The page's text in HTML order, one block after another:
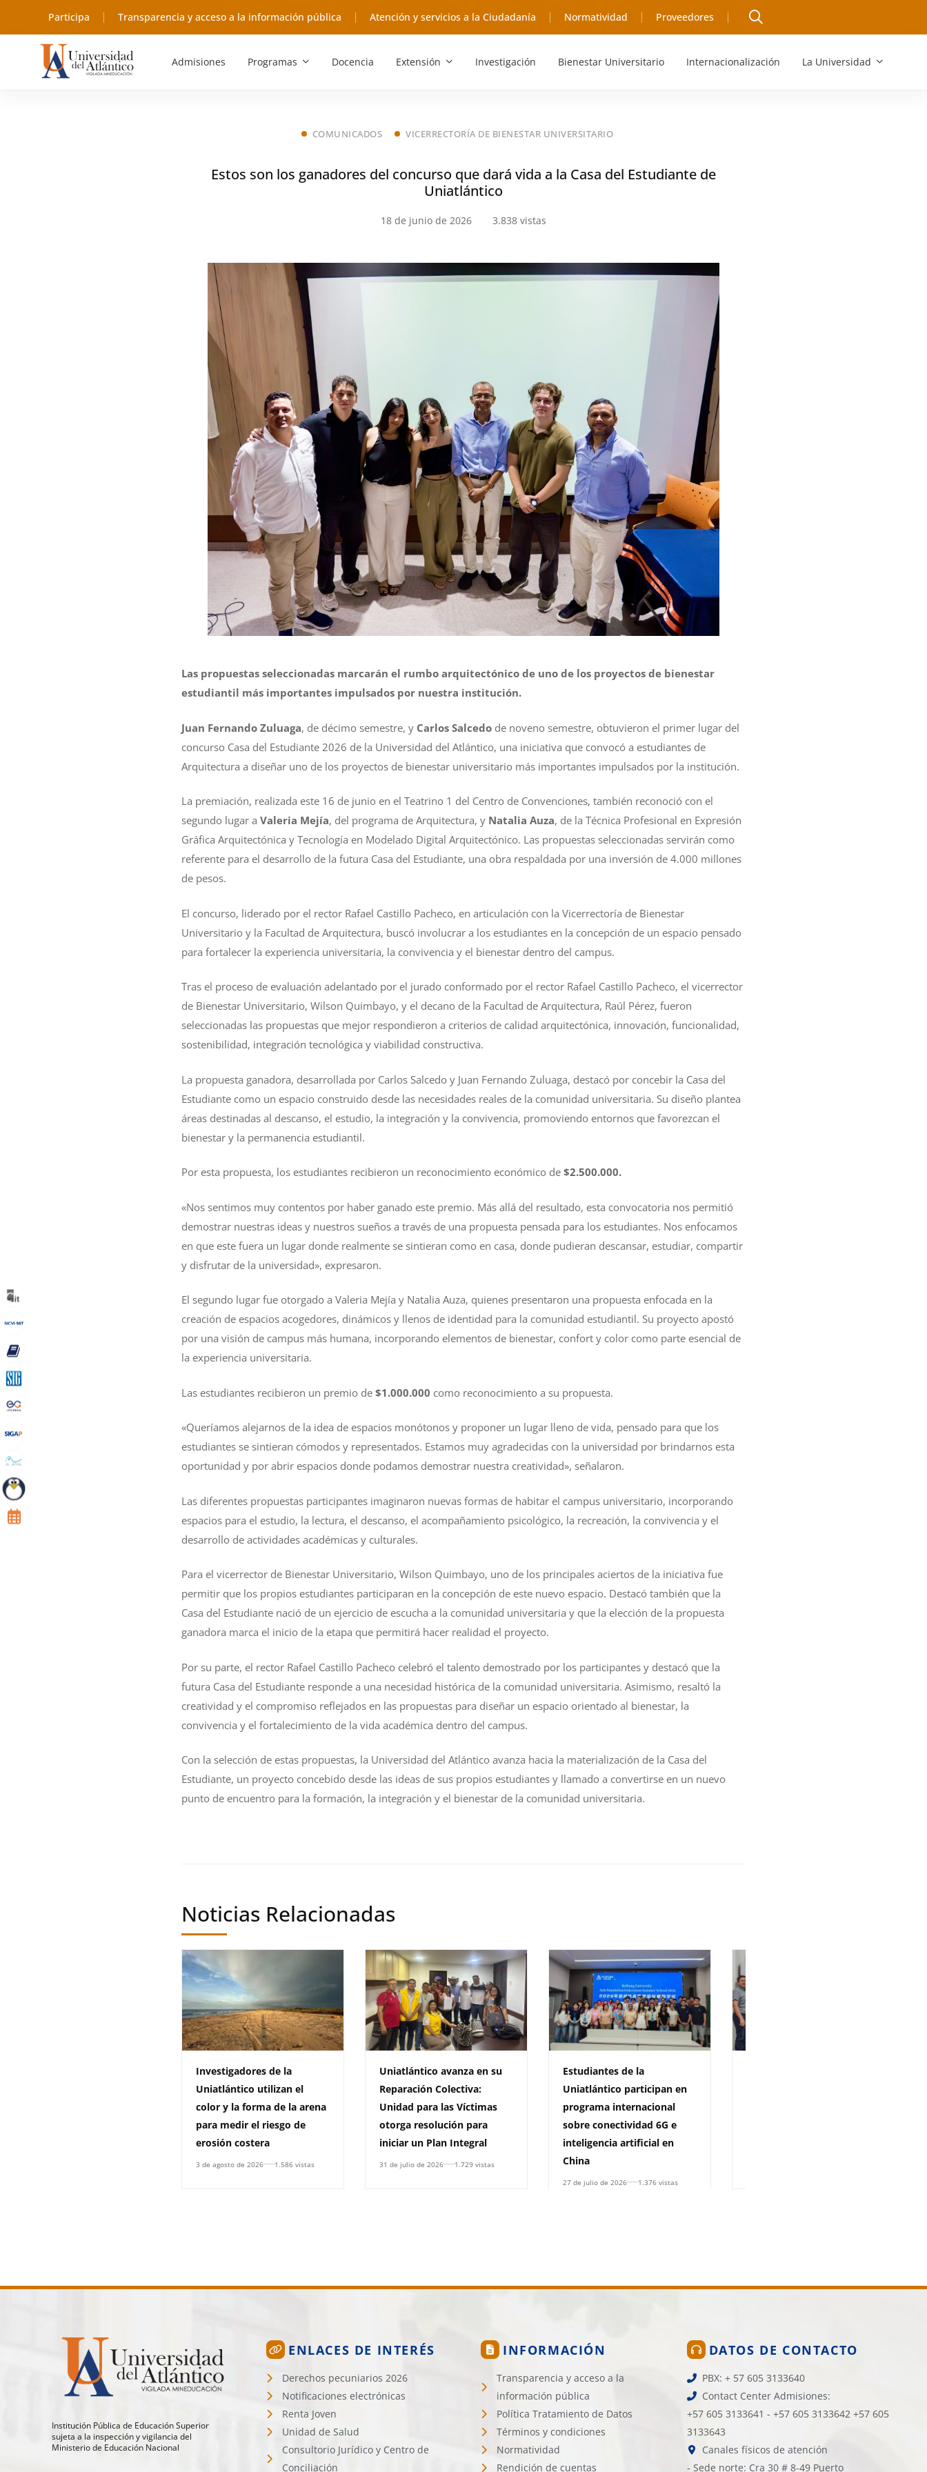
Participa Transparencia y acceso a la información pública Atención y servicios a la Ciudadanía Normatividad Proveedores
Admisiones Programas Docencia Extensión Investigación Bienestar Universitario Internacionalización La Universidad
COMUNICADOS VICERRECTORÍA DE BIENESTAR UNIVERSITARIO
Estos son los ganadores del concurso que dará vida a la Casa del Estudiante de
Uniatlántico
18 de junio de 2026 3.838 vistas
Las propuestas seleccionadas marcarán el rumbo arquitectónico de uno de los proyectos de bienestar
estudiantil más importantes impulsados por nuestra institución.
Juan Fernando Zuluaga, de décimo semestre, y Carlos Salcedo de noveno semestre, obtuvieron el primer lugar del
concurso Casa del Estudiante 2026 de la Universidad del Atlántico, una iniciativa que convocó a estudiantes de
Arquitectura a diseñar uno de los proyectos de bienestar universitario más importantes impulsados por la institución.
La premiación, realizada este 16 de junio en el Teatrino 1 del Centro de Convenciones, también reconoció con el
segundo lugar aValeria Mejía, del programa de Arquitectura, y Natalia Auza, de la Técnica Profesional en Expresión
Gráfica Arquitectónica y Tecnología en Modelado Digital Arquitectónico. Las propuestas seleccionadas servirán como
referente para el desarrollo de la futura Casa del Estudiante, una obra respaldada por una inversión de 4.000 millones
de pesos.
El concurso, liderado por el rector Rafael Castillo Pacheco, en articulación con la Vicerrectoría de Bienestar
Universitario y la Facultad de Arquitectura, buscó involucrar a los estudiantes en la concepción de un espacio pensado
para fortalecer la experiencia universitaria, la convivencia y el bienestar dentro del campus.
Tras el proceso de evaluación adelantado por el jurado conformado por el rector Rafael Castillo Pacheco, el vicerrector
de Bienestar Universitario, Wilson Quimbayo, y el decano de la Facultad de Arquitectura, Raúl Pérez, fueron
seleccionadas las propuestas que mejor respondieron a criterios de calidad arquitectónica, innovación, funcionalidad,
sostenibilidad, integración tecnológica y viabilidad constructiva.
La propuesta ganadora, desarrollada por Carlos Salcedo y Juan Fernando Zuluaga, destacó por concebir la Casa del
Estudiante como un espacio construido desde las necesidades reales de la comunidad universitaria. Su diseño plantea
áreas destinadas al descanso, el estudio, la integración y la convivencia, promoviendo entornos que favorezcan el
bienestar y la permanencia estudiantil.
Por esta propuesta, los estudiantes recibieron un reconocimiento económico de$2.500.000.
«Nos sentimos muy contentos por haber ganado este premio. Más allá del resultado, esta convocatoria nos permitió
demostrar nuestras ideas y nuestros sueños a través de una propuesta pensada para los estudiantes. Nos enfocamos
en que este fuera un lugar donde realmente se sintieran como en casa, donde pudieran descansar, estudiar, compartir
y disfrutar de la universidad», expresaron.
El segundo lugar fue otorgado a Valeria Mejía y Natalia Auza, quienes presentaron una propuesta enfocada en la
creación de espacios acogedores, dinámicos y llenos de identidad para la comunidad estudiantil. Su proyecto apostó
por una visión de campus más humana, incorporando elementos de bienestar, confort y color como parte esencial de
la experiencia universitaria.
Las estudiantes recibieron un premio de$1.000.000 como reconocimiento a su propuesta.
«Queríamos alejarnos de la idea de espacios monótonos y proponer un lugar lleno de vida, pensado para que los
estudiantes se sintieran cómodos y representados. Estamos muy agradecidas con la universidad por brindarnos esta
oportunidad y por abrir espacios donde podamos demostrar nuestra creatividad», señalaron.
Las diferentes propuestas participantes imaginaron nuevas formas de habitar el campus universitario, incorporando
espacios para el estudio, la lectura, el descanso, el acompañamiento psicológico, la recreación, la convivencia y el
desarrollo de actividades académicas y culturales.
Para el vicerrector de Bienestar Universitario, Wilson Quimbayo, uno de los principales aciertos de la iniciativa fue
permitir que los propios estudiantes participaran en la concepción de este nuevo espacio. Destacó también que la
Casa del Estudiante nació de un ejercicio de escucha a la comunidad universitaria y que la elección de la propuesta
ganadora marca el inicio de la etapa que permitirá hacer realidad el proyecto.
Por su parte, el rector Rafael Castillo Pacheco celebró el talento demostrado por los participantes y destacó que la
futura Casa del Estudiante responde a una necesidad histórica de la comunidad universitaria. Asimismo, resaltó la
creatividad y el compromiso reflejados en las propuestas para diseñar un espacio orientado al bienestar, la
convivencia y el fortalecimiento de la vida académica dentro del campus.
Con la selección de estas propuestas, la Universidad del Atlántico avanza hacia la materialización de la Casa del
Estudiante, un proyecto concebido desde las ideas de sus propios estudiantes y llamado a convertirse en un nuevo
punto de encuentro para la formación, la integración y el bienestar de la comunidad universitaria.
Noticias Relacionadas
Investigadores de la
Uniatlántico utilizan el
color y la forma de la arena
para medir el riesgo de
erosión costera
3 de agosto de 2026 1.586 vistas
Uniatlántico avanza en su
Reparación Colectiva:
Unidad para las Víctimas
otorga resolución para
iniciar un Plan Integral
31 de julio de 2026 1.729 vistas
Estudiantes de la
Uniatlántico participan en
programa internacional
sobre conectividad 6G e
inteligencia artificial en
China
27 de julio de 2026 1.376 vistas
Institución Pública de Educación Superior
sujeta a la inspección y vigilancia del
Ministerio de Educación Nacional
ENLACES DE INTERÉS
Derechos pecuniarios 2026
Notificaciones electrónicas
Renta Joven
Unidad de Salud
Consultorio Jurídico y Centro de
Conciliación
INFORMACIÓN
Transparencia y acceso a la
información pública
Política Tratamiento de Datos
Términos y condiciones
Normatividad
Rendición de cuentas
DATOS DE CONTACTO
PBX: + 57 605 3133640
Contact Center Admisiones:
+57 605 3133641 - +57 605 3133642 +57 605
3133643
Canales físicos de atención
- Sede norte: Cra 30 # 8-49 Puerto